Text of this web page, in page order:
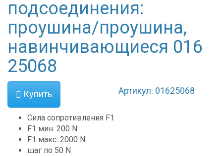
подсоединения:
проушина/проушина,
навинчивающиеся 016
25068
Купить Артикул: 01625068
Сила сопротивления F1
F1 мин. 200 N
F1 макс. 2000 N
шаг по 50 N